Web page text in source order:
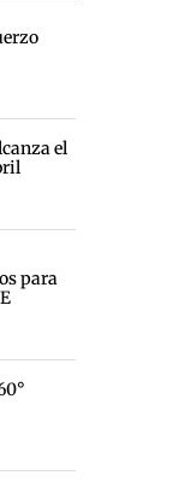
el
para